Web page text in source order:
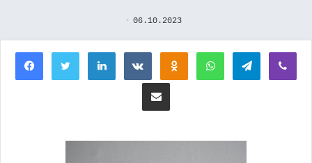
06.10.2023
FacebookTwitterLinkedInВконтактеОдноклассники
WhatsAppTelegram
Поделиться через электронную почту